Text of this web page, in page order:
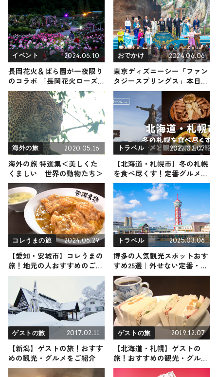
イベント 2024.06.10
長岡花火＆ばら園が一夜限り
のコラボ 「長岡花火ローズ
ファンタジー」6月15日に開
催
おでかけ 2024.06.06
東京ディズニーシー「ファン
タジースプリングス」本日オ
ープン セレモニーにミッキ
ー＆ミニーら登場で華やかな
幕開け
海外の旅 2020.05.16
海外の旅 特選集＜美しくた
くましい 世界の動物たち＞
トラベル 2023.02.07
【北海道・札幌市】冬の札幌
を食べ尽くす！定番グルメと
観光名所をご紹介
コレうまの旅 2024.06.29
【愛知・安城市】コレうまの
旅！地元の人おすすめのご当
地名物グルメ3選 2024年6月
29日放送
トラベル 2025.03.06
博多の人気観光スポットおす
すめ25選｜外せない定番・名
所から穴場まで見どころ満載
の観光地を紹介
ゲストの旅 2017.02.11
【新潟】ゲストの旅！おすす
めの観光・グルメをご紹介
ゲストの旅 2019.12.07
【北海道・札幌】ゲストの
旅！おすすめの観光・グルメ
をご紹介